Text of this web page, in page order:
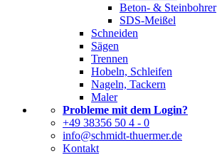
Beton- & Steinbohrer
SDS-Meißel
Schneiden
Sägen
Trennen
Hobeln, Schleifen
Nageln, Tackern
Maler
Probleme mit dem Login?
+49 38356 50 4 - 0
info@schmidt-thuermer.de
Kontakt